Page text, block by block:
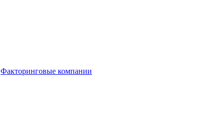
Факторинговые компании